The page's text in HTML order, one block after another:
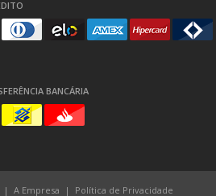
BANCÁRIA
A Empresa Política de Privacidade